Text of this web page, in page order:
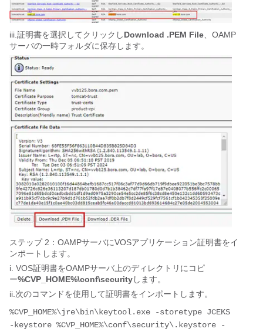
iii.証明書を選択してクリックしDownload .PEM File 、OAMP
サーバの一時フォルダに保存します。
ステップ 2：OAMPサーバにVOSアプリケーション証明書をイ
ンポートします。
i. VOS証明書をOAMPサーバ上のディレクトリにコピ
ー%CVP_HOME%\conf\securityします。
ii.次のコマンドを使用して証明書をインポートします。
%CVP_HOME%\jre\bin\keytool.exe -storetype JCEKS
-keystore %CVP_HOME%\conf\security\.keystore -